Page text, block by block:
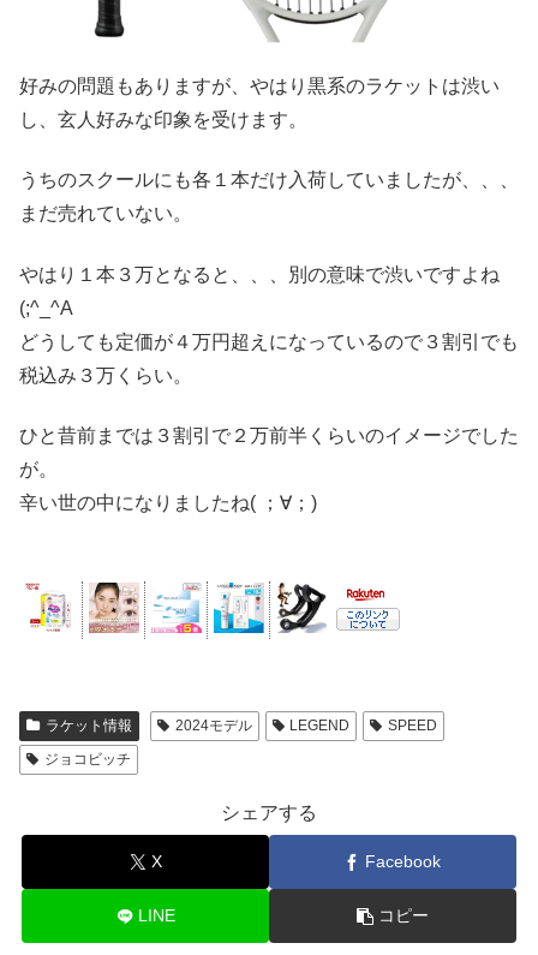
好みの問題もありますが、やはり黒系のラケットは渋い
し、玄人好みな印象を受けます。
うちのスクールにも各１本だけ入荷していましたが、、、
まだ売れていない。
やはり１本３万となると、、、別の意味で渋いですよね
(;^_^A
どうしても定価が４万円超えになっているので３割引でも
税込み３万くらい。
ひと昔前までは３割引で２万前半くらいのイメージでした
が。
辛い世の中になりましたね( ；∀；)
ラケット情報 2024モデル LEGEND
SPEED
ジョコビッチ
シェアする
X Facebook
LINE コピー